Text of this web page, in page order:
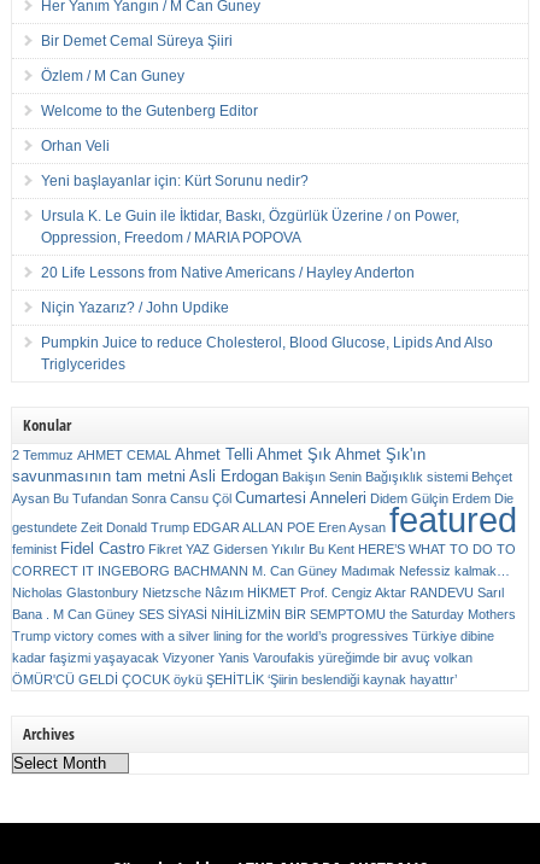
Her Yanım Yangın / M Can Guney
Bir Demet Cemal Süreya Şiiri
Özlem / M Can Guney
Welcome to the Gutenberg Editor
Orhan Veli
Yeni başlayanlar için: Kürt Sorunu nedir?
Ursula K. Le Guin ile İktidar, Baskı, Özgürlük Üzerine / on Power,
Oppression, Freedom / MARIA POPOVA
20 Life Lessons from Native Americans / Hayley Anderton
Niçin Yazarız? / John Updike
Pumpkin Juice to reduce Cholesterol, Blood Glucose, Lipids And Also
Triglycerides
Konular
2 Temmuz AHMET CEMAL Ahmet Telli Ahmet Şık Ahmet Şık'ın
savunmasının tam metni Asli Erdogan Bakişın Senin Bağışıklık sistemi Behçet
Aysan Bu Tufandan Sonra Cansu Çöl Cumartesi Anneleri Didem Gülçin Erdem Die
gestundete Zeit Donald Trump EDGAR ALLAN POE Eren Aysan featured
feminist Fidel Castro Fikret YAZ Gidersen Yıkılır Bu Kent HERE’S WHAT TO DO TO
CORRECT IT INGEBORG BACHMANN M. Can Güney Madımak Nefessiz kalmak…
Nicholas Glastonbury Nietzsche Nâzım HİKMET Prof. Cengiz Aktar RANDEVU Sarıl
Bana . M Can Güney SES SİYASİ NİHİLİZMİN BİR SEMPTOMU the Saturday Mothers
Trump victory comes with a silver lining for the world’s progressives Türkiye dibine
kadar faşizmi yaşayacak Vizyoner Yanis Varoufakis yüreğimde bir avuç volkan
ÖMÜR'CÜ GELDİ ÇOCUK öykü ŞEHİTLİK ‘Şiirin beslendiği kaynak hayattır’
Archives
Archives